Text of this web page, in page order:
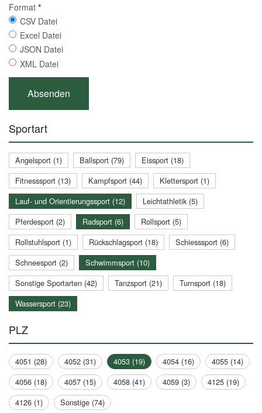
Format *
CSV Datei
Excel Datei
JSON Datei
XML Datei
Sportart
Angelsport (1) Ballsport (79)
Eissport (18)
Fitnesssport (13)
Kampfsport (44)
Klettersport (1)
Lauf- und Orientierungssport (12)
Leichtathletik (5)
Pferdesport (2)
Radsport (6)
Rollsport (5)
Rollstuhlsport (1)
Rückschlagsport (18)
Schiesssport (6)
Schneesport (2)
Schwimmsport (10)
Sonstige Sportarten (42)
Tanzsport (21)
Turnsport (18)
Wassersport (23)
PLZ
4051 (28) 4052 (31) 4053 (19) 4054 (16)
4055 (14)
4056 (18)
4057 (15) 4058 (41) 4059 (3)
4125 (19)
4126 (1)
Sonstige (74)